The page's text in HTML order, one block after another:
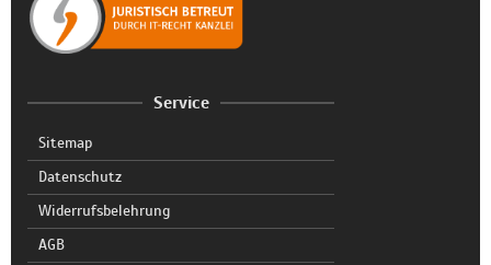
Service
Sitemap
Datenschutz
Widerrufsbelehrung
AGB